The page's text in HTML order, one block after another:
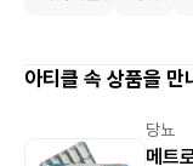
아티클 속 상품을 만
당뇨
메트